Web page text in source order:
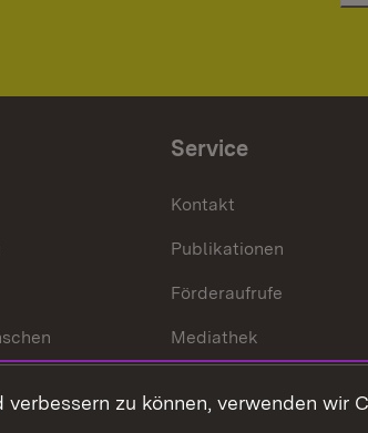
Service
Kontakt
Publikationen
Förderaufrufe
Mediathek
zu können, verwenden wir